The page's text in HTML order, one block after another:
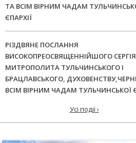
ТА ВСІМ ВІРНИМ ЧАДАМ
ЄПАРХІЇ
РІЗДВЯНЕ ПОСЛАННЯ
ВИСОКОПРЕОСВЯЩЕННІЙШОГО
МИТРОПОЛИТА ТУЛЬЧИНСЬКОГО І
БРАЦЛАВСЬКОГО,
ВСІМ ВІРНИМ ЧАДАМ ТУЛЬЧИНСЬКОЇ
Усі події ›